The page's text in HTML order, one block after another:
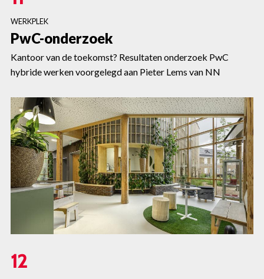
WERKPLEK
PwC-onderzoek
Kantoor van de toekomst? Resultaten onderzoek PwC
hybride werken voorgelegd aan Pieter Lems van NN
12